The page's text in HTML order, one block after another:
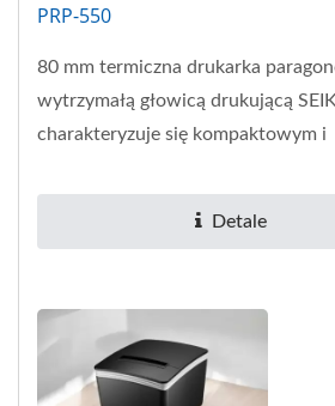
PRP-550
80 mm termiczna drukarka
wytrzymałą głowicą drukującą
charakteryzuje się kompaktowym i
Detale